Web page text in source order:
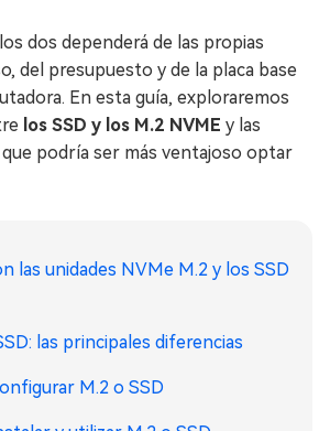
dos dependerá de las propias
del presupuesto y de la placa base
En esta guía, exploraremos
los SSD y los M.2 NVME y las
podría ser más ventajoso optar
las unidades NVMe M.2 y los SSD
las principales diferencias
M.2 o SSD